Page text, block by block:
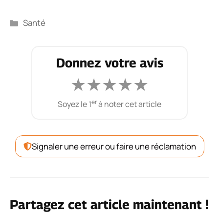
Catégories
Santé
Donnez votre avis
★★★★★
Soyez le 1erà noter cet article
Signaler une erreur ou faire une réclamation
Partagez cet article maintenant !